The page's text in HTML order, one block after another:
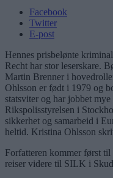
Facebook
Twitter
E-post
Hennes prisbelønte
Recht har stor leserskare.
Martin Brenner i
Ohlsson er født i 1979 og
statsviter og har jobbet
Rikspolisstyrelsen i
sikkerhet og samarbeid i
heltid. Kristina Ohlsson
Forfatteren kommer først
reiser videre til SILK i